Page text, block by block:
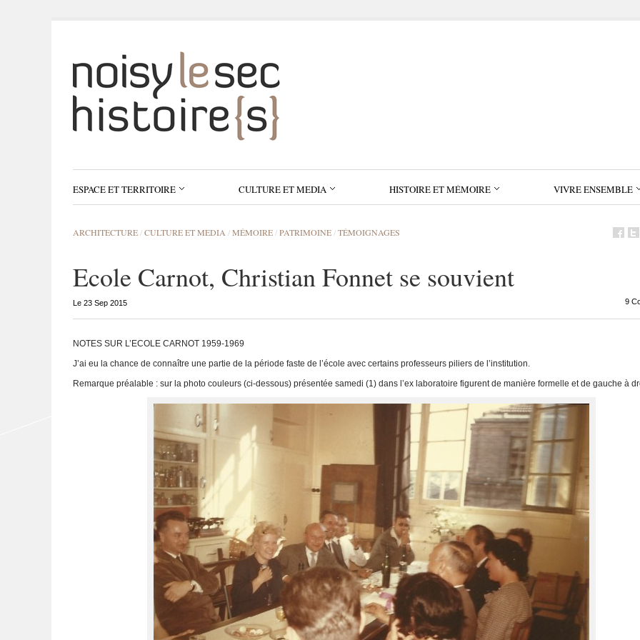
ESPACE ET TERRITOIRE CULTURE ET MEDIA HISTOIRE ET MÉMOIRE VIVRE ENSEMBLE
ARCHITECTURE /CULTURE ET MEDIA /MÉMOIRE /PATRIMOINE /TÉMOIGNAGES
Ecole Carnot, Christian Fonnet se souvient
Le 23 Sep 2015 9
NOTES SUR L’ECOLE CARNOT 1959-1969
J’ai eu la chance de connaître une partie de la période faste de l’école avec certains professeurs piliers de l’institution.
Remarque préalable : sur la photo couleurs (ci-dessous) présentée samedi (1) dans l’ex laboratoire figurent de manière formelle et de gauche à